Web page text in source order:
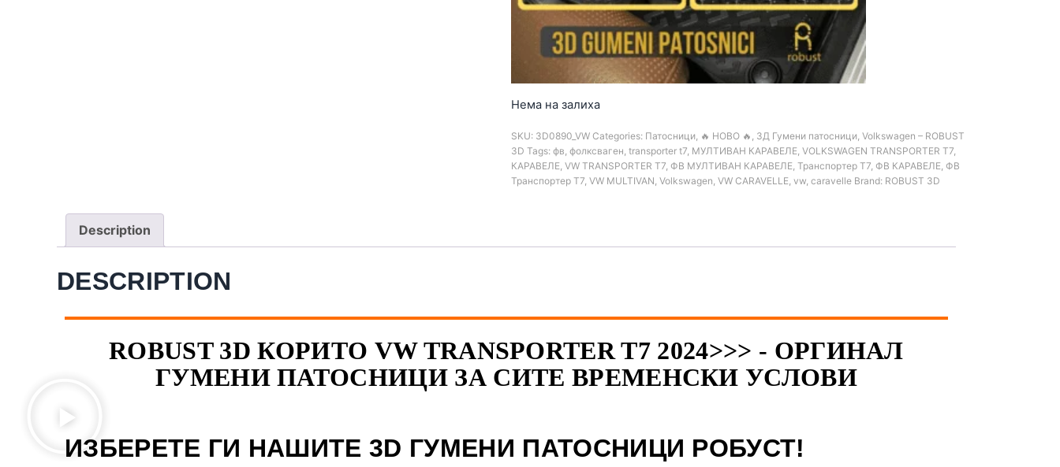
Нема на залиха
SKU: 3D0890_VW Categories: Патосници, 🔥 НОВО 🔥 , 3Д Гумени патосници, Volkswagen – ROBUST
3D Tags: фв, фолксваген, transporter t7, МУЛТИВАН КАРАВЕЛЕ, VOLKSWAGEN TRANSPORTER T7,
КАРАВЕЛЕ, VW TRANSPORTER T7, ФВ МУЛТИВАН КАРАВЕЛЕ, Транспортер Т7, ФВ КАРАВЕЛЕ, ФВ
Транспортер Т7, VW MULTIVAN, Volkswagen, VW CARAVELLE, vw, caravelle Brand: ROBUST 3D
Description
DESCRIPTION
ROBUST 3D КОРИТО VW TRANSPORTER T7 2024>>> - ОРГИНАЛ
ГУМЕНИ ПАТОСНИЦИ ЗА СИТЕ ВРЕМЕНСКИ УСЛОВИ
ИЗБЕРЕТЕ ГИ НАШИТЕ 3D ГУМЕНИ ПАТОСНИЦИ РОБУСТ!